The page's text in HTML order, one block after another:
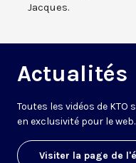
Jacques.
Actualités
Toutes les vidéos de
en exclusivité pour le web.
Visiter la page de